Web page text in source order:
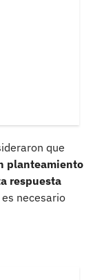
que
planteamiento
respuesta
necesario